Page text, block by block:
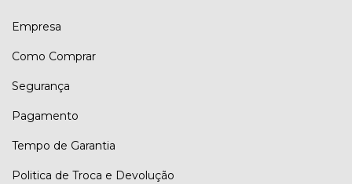
Empresa
Como Comprar
Segurança
Pagamento
Tempo de Garantia
Politica de Troca e Devolução